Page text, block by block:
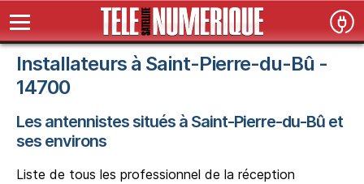
Installateurs à Saint-Pierre-du-Bû -
14700
Les antennistes situés à Saint-Pierre-du-Bû et
ses environs
Liste de tous les professionnel de la réception